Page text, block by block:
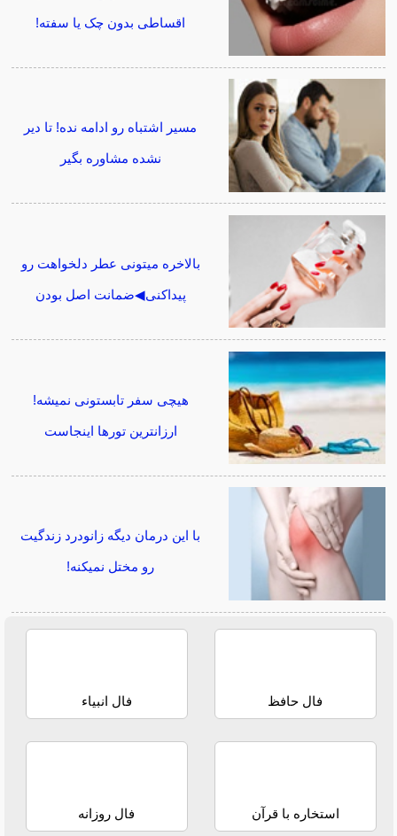
اقساطی بدون چک یا سفته!
مسیر اشتباه رو ادامه نده! تا دیر
نشده مشاوره بگیر
بالاخره میتونی عطر دلخواهت رو
پیداکنی◀ضمانت اصل بودن
هیچی سفر تابستونی نمیشه!
ارزانترین تورها اینجاست
با این درمان دیگه زانودرد زندگیت
رو مختل نمیکنه!
فال حافظ فال انبیاء
استخاره با قرآن فال روزانه